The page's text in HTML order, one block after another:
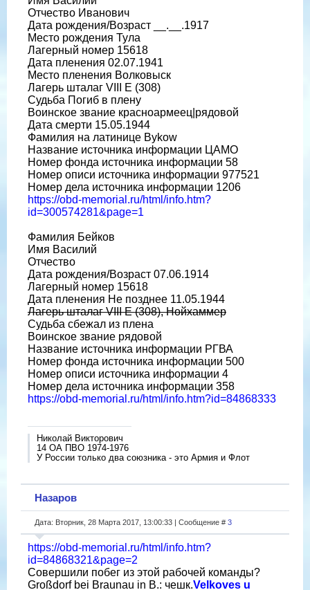
Отчество Иванович
Дата рождения/Возраст __.__.1917
Место рождения Тула
Лагерный номер 15618
Дата пленения 02.07.1941
Место пленения Волковыск
Лагерь шталаг VIII E (308)
Судьба Погиб в плену
Воинское звание красноармеец|рядовой
Дата смерти 15.05.1944
Фамилия на латинице Bykow
Название источника информации ЦАМО
Номер фонда источника информации 58
Номер описи источника информации 977521
Номер дела источника информации 1206
https://obd-memorial.ru/html/info.htm?
id=300574281&page=1
Фамилия Бейков
Имя Василий
Отчество
Дата рождения/Возраст 07.06.1914
Лагерный номер 15618
Дата пленения Не позднее 11.05.1944
Лагерь шталаг VIII E (308), Нойхаммер
Судьба сбежал из плена
Воинское звание рядовой
Название источника информации РГВА
Номер фонда источника информации 500
Номер описи источника информации 4
Номер дела источника информации 358
https://obd-memorial.ru/html/info.htm?id=84868333
Николай Викторович
14 ОА ПВО 1974-1976
У России только два союзника - это Армия и Флот
Назаров
Дата: Вторник, 28 Марта 2017, 13:00:33 | Сообщение # 3
https://obd-memorial.ru/html/info.htm?
id=84868321&page=2
Совершили побег из этой рабочей команды?
Großdorf bei Braunau in B.: чешк.Velkoves u